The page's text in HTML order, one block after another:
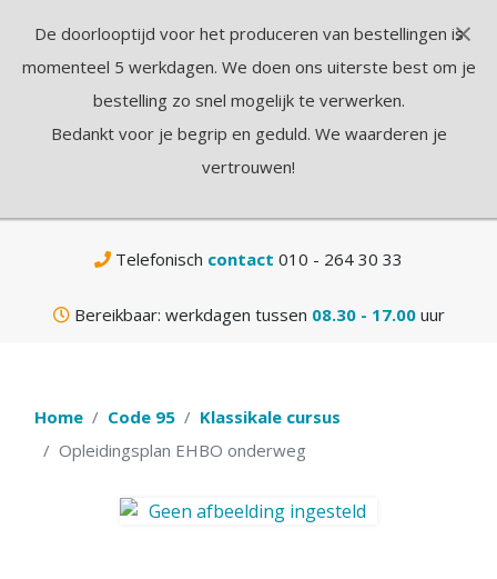
Telefonisch contact 010 - 264 30 33
Bereikbaar: werkdagen tussen 08.30 - 17.00uur
Home Code 95
Klassikale cursus
Opleidingsplan EHBO onderweg
×
De doorlooptijd voor het produceren van bestellingen is
momenteel 5 werkdagen. We doen ons uiterste best om je
bestelling zo snel mogelijk te verwerken.
Bedankt voor je begrip en geduld. We waarderen je
vertrouwen!